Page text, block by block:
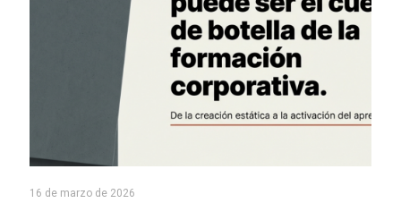
16 de marzo de 2026